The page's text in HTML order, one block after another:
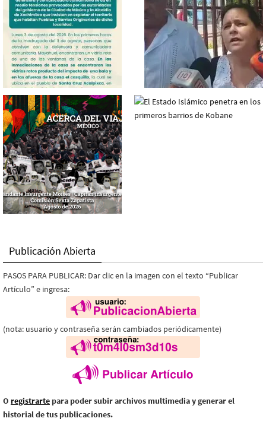
Publicación Abierta
PASOS PARA PUBLICAR: Dar clic en la imagen con el texto “Publicar
Artículo” e ingresa:
(nota: usuario y contraseña serán cambiados periódicamente)
O registrarte para poder subir archivos multimedia y generar el
historial de tus publicaciones.